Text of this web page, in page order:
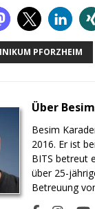
PFORZHEIM
Über
Besim
2016. Er ist
BITS betreut
über 25-
Betreuung